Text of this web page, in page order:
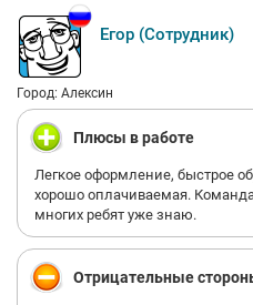
Егор (Сотрудник)
Город: Алексин
Плюсы в работе
Легкое оформление, быстрое
хорошо оплачиваемая.
многих ребят уже знаю.
Отрицательные